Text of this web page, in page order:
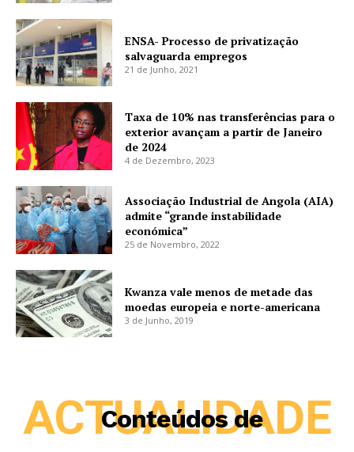
ENSA- Processo de privatização
salvaguarda empregos
21 de Junho, 2021
Taxa de 10% nas transferências para o
exterior avançam a partir de Janeiro
de 2024
4 de Dezembro, 2023
Associação Industrial de Angola (AIA)
admite “grande instabilidade
económica”
25 de Novembro, 2022
Kwanza vale menos de metade das
moedas europeia e norte-americana
3 de Junho, 2019
Conteúdos de
ACTUALIDADE